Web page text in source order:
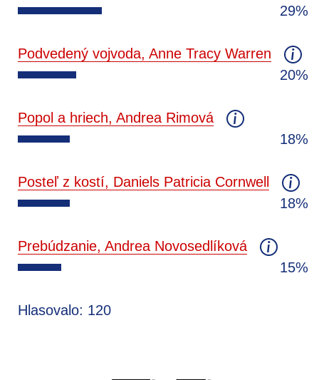
29%
Podvedený vojvoda, Anne Tracy Warren
20%
Popol a hriech, Andrea Rimová
18%
Posteľ z kostí, Daniels Patricia Cornwell
18%
Prebúdzanie, Andrea Novosedlíková
15%
Hlasovalo: 120